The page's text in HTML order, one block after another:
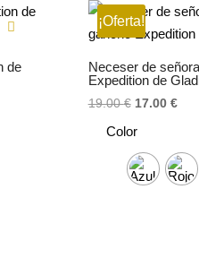
de
¡Oferta!
Neceser de
Expedition de
19.00€ El
era:
19.00 €.
17.00 €El
es:
Color